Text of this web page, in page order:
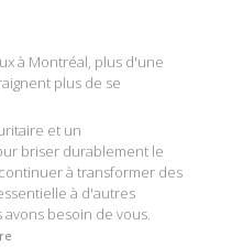
à Montréal, plus d'une
plus de se
et un
briser durablement le
à transformer des
à d'autres
besoin de vous.